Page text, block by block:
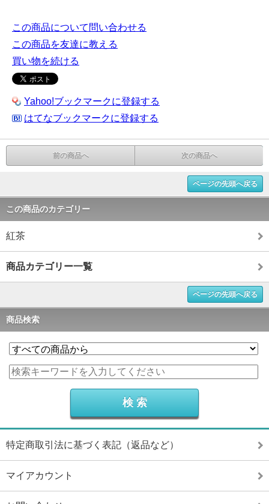
この商品について問い合わせる
この商品を友達に教える
買い物を続ける
Yahoo!ブックマークに登録する
はてなブックマークに登録する
前の商品へ 次の商品へ
ページの先頭へ戻る
この商品のカテゴリー
紅茶
商品カテゴリー一覧
ページの先頭へ戻る
商品検索
特定商取引法に基づく表記（返品など）
マイアカウント